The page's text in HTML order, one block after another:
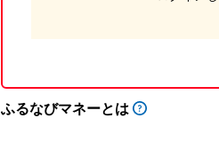
ふるなびマネーとは